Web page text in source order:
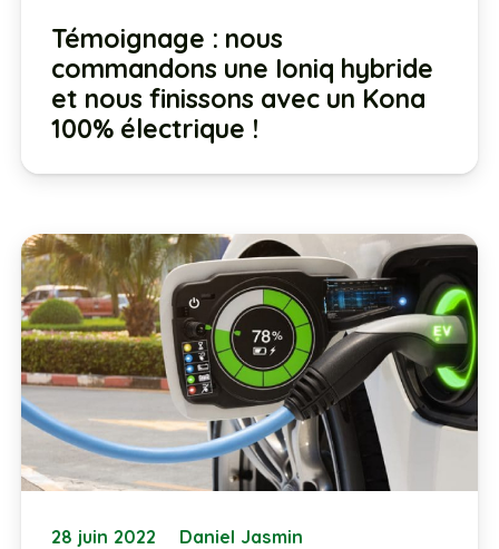
Témoignage : nous
commandons une Ioniq hybride
et nous finissons avec un Kona
100% électrique !
28 juin 2022 Daniel Jasmin